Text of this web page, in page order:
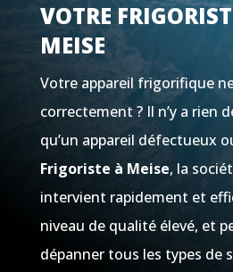
VOTRE
MEISE
Votre appareil frigorifique
correctement ? Il n’y a rien
qu’un appareil défectueux
Frigoriste à Meise, la
intervient rapidement et
niveau de qualité élevé, et
dépanner tous les types de